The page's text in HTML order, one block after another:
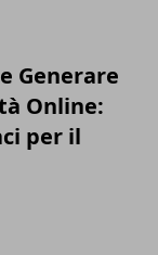
Generare
Online:
per il